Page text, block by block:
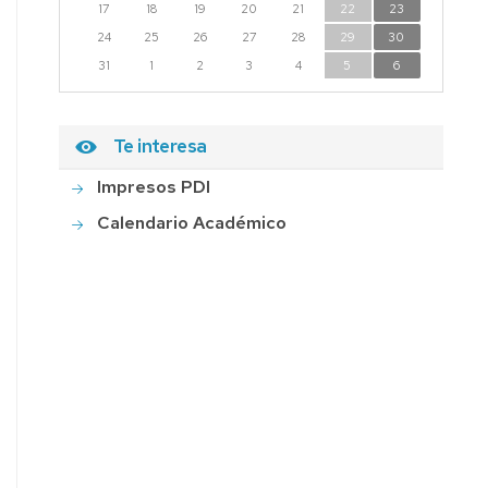
17
18 19 20 21 22
23
24
25 26 27 28 29
30
31
1 2 3 4 5 6
Te interesa
Impresos PDI
Calendario Académico